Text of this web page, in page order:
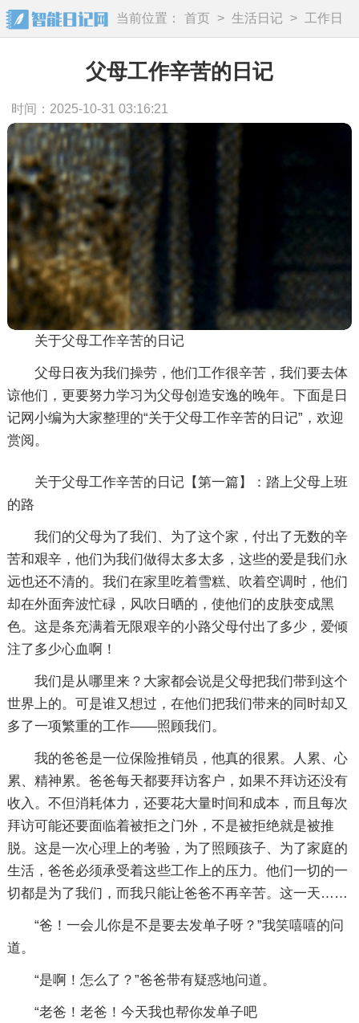
当前位置： 首页 > 生活日记 >
工作日
记
父母工作辛苦的日记
时间：2025-10-31 03:16:21
关于父母工作辛苦的日记
父母日夜为我们操劳，他们工作很辛苦，我们要去体
谅他们，更要努力学习为父母创造安逸的晚年。下面是日
记网小编为大家整理的“关于父母工作辛苦的日记”，欢迎
赏阅。
关于父母工作辛苦的日记【第一篇】：踏上父母上班
的路
我们的父母为了我们、为了这个家，付出了无数的辛
苦和艰辛，他们为我们做得太多太多，这些的爱是我们永
远也还不清的。我们在家里吃着雪糕、吹着空调时，他们
却在外面奔波忙碌，风吹日晒的，使他们的皮肤变成黑
色。这是条充满着无限艰辛的小路父母付出了多少，爱倾
注了多少心血啊！
我们是从哪里来？大家都会说是父母把我们带到这个
世界上的。可是谁又想过，在他们把我们带来的同时却又
多了一项繁重的工作——照顾我们。
我的爸爸是一位保险推销员，他真的很累。人累、心
累、精神累。爸爸每天都要拜访客户，如果不拜访还没有
收入。不但消耗体力，还要花大量时间和成本，而且每次
拜访可能还要面临着被拒之门外，不是被拒绝就是被推
脱。这是一次心理上的考验，为了照顾孩子、为了家庭的
生活，爸爸必须承受着这些工作上的压力。他们一切的一
切都是为了我们，而我只能让爸爸不再辛苦。这一天……
“爸！一会儿你是不是要去发单子呀？”我笑嘻嘻的问
道。
“是啊！怎么了？”爸爸带有疑惑地问道。
“老爸！老爸！今天我也帮你发单子吧